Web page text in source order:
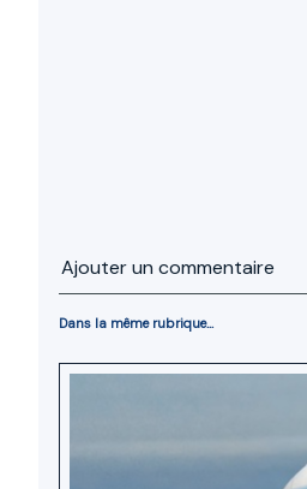
Ajouter un commentaire
Dans la même rubrique...